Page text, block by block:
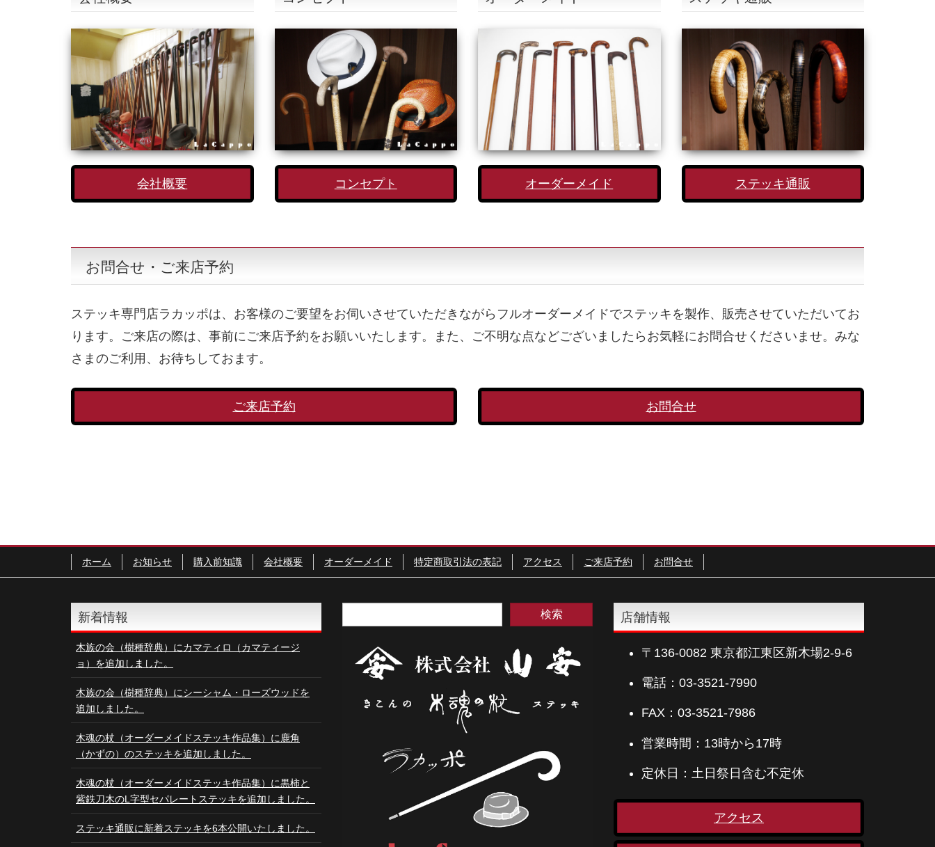
会社概要 コンセプト オーダーメイド ステッキ通販
お問合せ・ご来店予約
ステッキ専門店ラカッポは、お客様のご要望をお伺いさせていただきながらフルオーダーメイドでステッキを製作、販売させていただいてお
ります。ご来店の際は、事前にご来店予約をお願いいたします。また、ご不明な点などございましたらお気軽にお問合せくださいませ。みな
さまのご利用、お待ちしておます。
ご来店予約 お問合せ
ホーム お知らせ 購入前知識 会社概要 オーダーメイド 特定商取引法の表記 アクセス ご来店予約 お問合せ
新着情報
木族の会（樹種辞典）にカマティロ（カマティージ
ョ）を追加しました。
木族の会（樹種辞典）にシーシャム・ローズウッドを
追加しました。
木魂の杖（オーダーメイドステッキ作品集）に鹿角
（かずの）のステッキを追加しました。
木魂の杖（オーダーメイドステッキ作品集）に黒柿と
紫鉄刀木のL字型セパレートステッキを追加しました。
ステッキ通販に新着ステッキを6本公開いたしました。
店舗情報
〒136-0082 東京都江東区新木場2-9-6
電話：03-3521-7990
FAX：03-3521-7986
営業時間：13時から17時
定休日：土日祭日含む不定休
アクセス